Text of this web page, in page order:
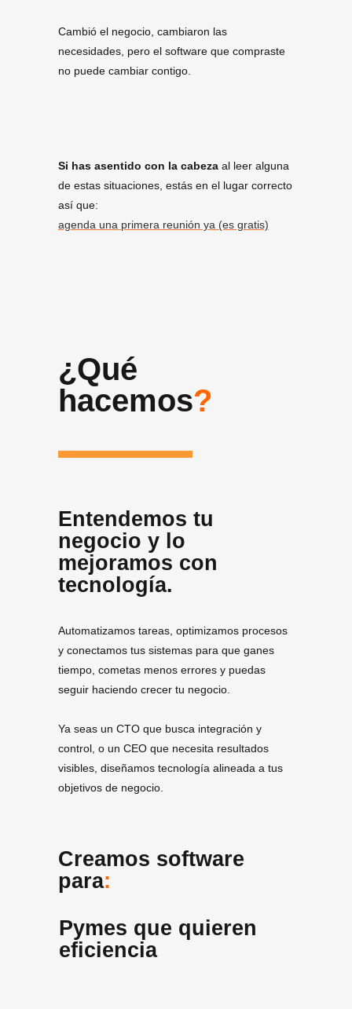
Cambió el negocio, cambiaron las
necesidades, pero el software que compraste
no puede cambiar contigo.
Si has asentido con la cabeza al leer alguna
de estas situaciones, estás en el lugar correcto
así que:
agenda una primera reunión ya (es gratis)
¿Qué
hacemos?
Entendemos tu
negocio y lo
mejoramos con
tecnología.
Automatizamos tareas, optimizamos procesos
y conectamos tus sistemas para que ganes
tiempo, cometas menos errores y puedas
seguir haciendo crecer tu negocio.
Ya seas un CTO que busca integración y
control, o un CEO que necesita resultados
visibles, diseñamos tecnología alineada a tus
objetivos de negocio.
Creamos software
para:
Pymes que quieren
eficiencia